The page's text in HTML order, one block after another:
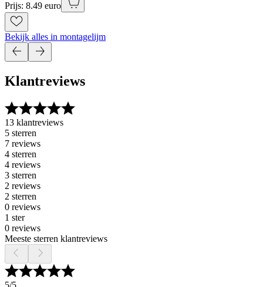
Prijs: 8.49 euro
Bekijk alles in montagelijm
Klantreviews
13 klantreviews
5 sterren
7 reviews
4 sterren
4 reviews
3 sterren
2 reviews
2 sterren
0 reviews
1 ster
0 reviews
Meeste sterren klantreviews
5/5